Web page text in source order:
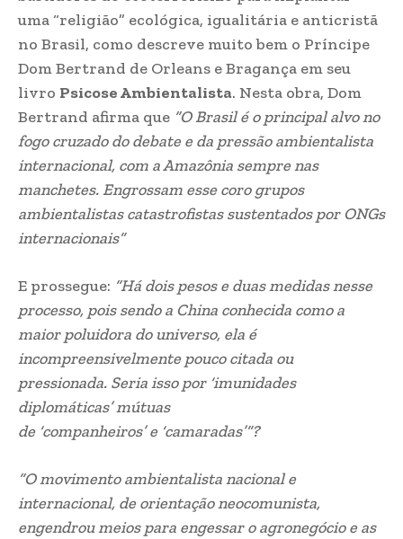
ambientalistas catastrofistas sustentados por ONGs
internacionais”
E prossegue:“Há dois pesos e duas medidas nesse
processo, pois sendo a China conhecida como a
maior poluidora do universo, ela é
incompreensivelmente pouco citada ou
pressionada. Seria isso por ‘imunidades
diplomáticas’ mútuas
de ‘companheiros’ e ‘camaradas’”?
“O movimento ambientalista nacional e
internacional, de orientação neocomunista,
engendrou meios para engessar o agronegócio e as
obras necessárias ao desenvolvimento nacional.
Foram inseridas na legislação ambiental inúmeras
proibições, restrições, punições destinadas a
imobilizar os propulsores do nosso progresso
manteve no novo Código Florestal, que aparenta
beneficiar o empreendedor agrícola, mas o impede
de desenvolver e aplicar suas imensas